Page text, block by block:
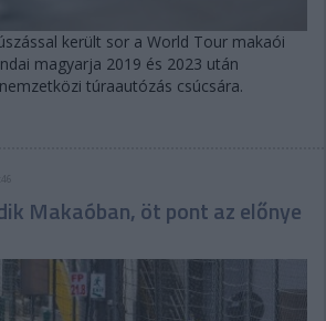
került sor a World Tour makaói
magyarja 2019 és 2023 után
túraautózás csúcsára.
Makaóban, öt pont az előnye